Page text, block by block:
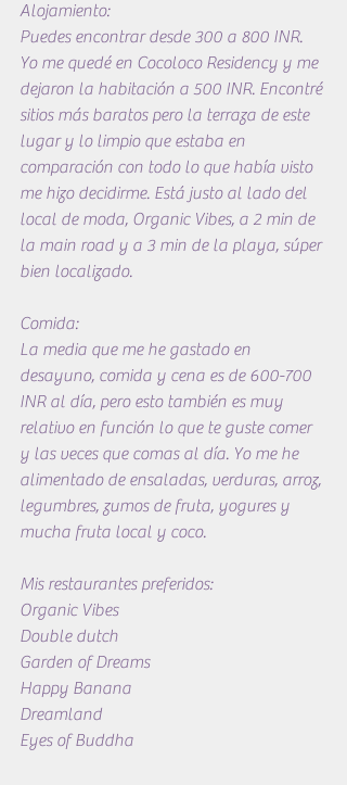
Alojamiento:
Puedes encontrar desde 300 a 800 INR.
Yo me quedé en Cocoloco Residency y me
dejaron la habitación a 500 INR. Encontré
sitios más baratos pero la terraza de este
lugar y lo limpio que estaba en
comparación con todo lo que había visto
me hizo decidirme. Está justo al lado del
local de moda, Organic Vibes, a 2 min de
la main road y a 3 min de la playa, súper
bien localizado.
Comida:
La media que me he gastado en
desayuno, comida y cena es de 600-700
INR al día, pero esto también es muy
relativo en función lo que te guste comer
y las veces que comas al día. Yo me he
alimentado de ensaladas, verduras, arroz,
legumbres, zumos de fruta, yogures y
mucha fruta local y coco.
Mis restaurantes preferidos:
Organic Vibes
Double dutch
Garden of Dreams
Happy Banana
Dreamland
Eyes of Buddha